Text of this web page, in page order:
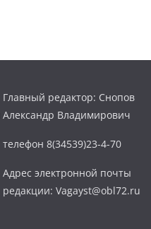
Главный редактор: Снопов
Александр Владимирович
телефон 8(34539)23-4-70
Адрес электронной почты
редакции: Vagayst@obl72.ru